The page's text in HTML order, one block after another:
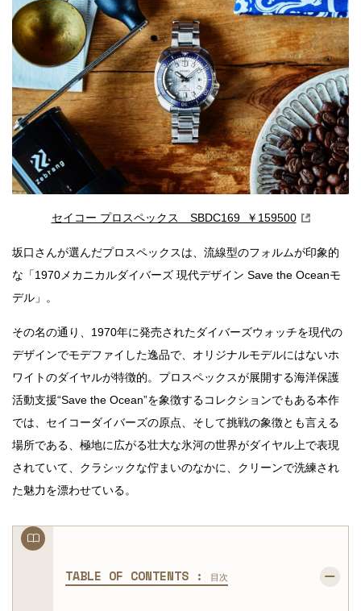
セイコー プロスペックス SBDC169 ￥159500
坂口さんが選んだプロスペックスは、流線型のフォルムが印象的
な「1970メカニカルダイバーズ 現代デザイン Save the Oceanモ
デル」。
その名の通り、1970年に発売されたダイバーズウォッチを現代の
デザインでモデファイした逸品で、オリジナルモデルにはないホ
ワイトのダイヤルが特徴的。プロスペックスが展開する海洋保護
活動支援“Save the Ocean”を象徴するコレクションでもある本作
では、セイコーダイバーズの原点、そして挑戦の象徴とも言える
場所である、極地に広がる壮大な氷河の世界がダイヤル上で表現
されていて、クラシックな佇まいのなかに、クリーンで洗練され
た魅力を漂わせている。
TABLE OF CONTENTS : 目次